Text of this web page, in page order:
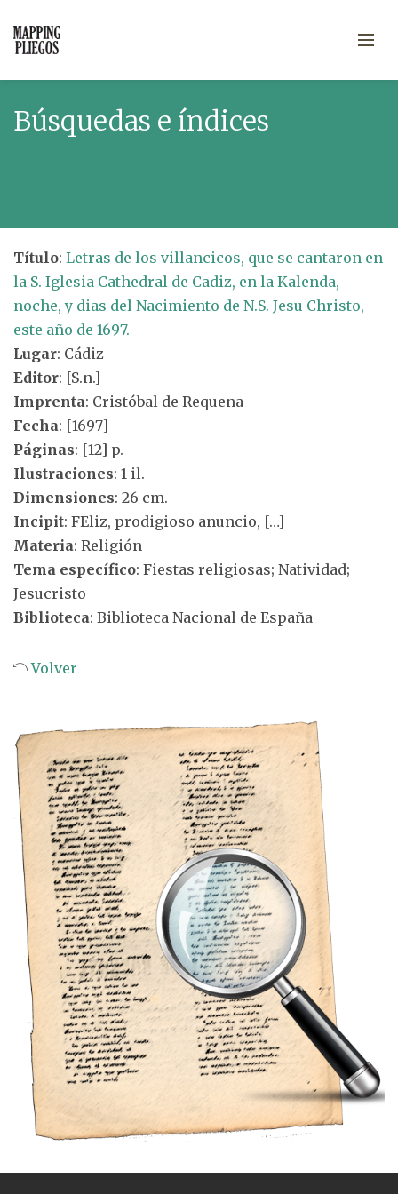
Búsquedas e índices
Título: Letras de los villancicos, que se cantaron en
la S. Iglesia Cathedral de Cadiz, en la Kalenda,
noche, y dias del Nacimiento de N.S. Jesu Christo,
este año de 1697.
Lugar: Cádiz
Editor: [S.n.]
Imprenta: Cristóbal de Requena
Fecha: [1697]
Páginas: [12] p.
Ilustraciones: 1 il.
Dimensiones: 26 cm.
Incipit: FEliz, prodigioso anuncio, […]
Materia: Religión
Tema específico: Fiestas religiosas; Natividad;
Jesucristo
Biblioteca: Biblioteca Nacional de España
Volver